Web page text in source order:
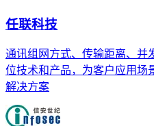
任联科技
通讯组网方式、传输距离、并
位技术和产品，为客户应用场
解决方案